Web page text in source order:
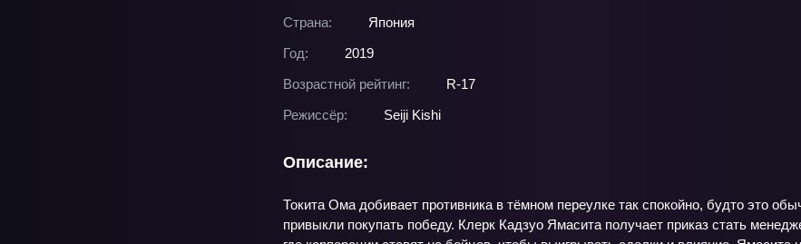
Страна:
Япония
Год:
2019
Возрастной рейтинг:
R-17
Режиссёр:
Seiji Kishi
Описание:
Токита Ома добивает противника в тёмном переулке так спокойно, будто это
привыкли покупать победу. Клерк Кадзуо Ямасита получает приказ стать